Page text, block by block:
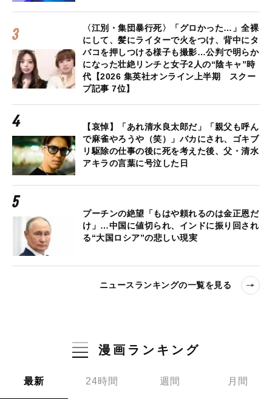
〈江別・集団暴行死〉「グロかった…」全裸
にして、髪にライターで火をつけ、背中にタ
バコを押しつける様子も撮影…公判で明らか
になった壮絶リンチと女子2人の“陰キャ”時
代【2026 集英社オンライン上半期 スクー
プ記事 7位】
【哀悼】「あれ清水良太郎だ」「親父も呼ん
で麻雀やろうや（笑）」バカにされ、ゴキブ
リ駆除の仕事の後に死を考えた後、父・清水
アキラの言葉に号泣した日
プーチンの絶望「もはや頼れるのは金正恩だ
け」…中国に値切られ、インドに振り回され
る“大国ロシア”の悲しい現実
ニュースランキングの一覧を見る
漫画ランキング
最新 24時間 週間 月間